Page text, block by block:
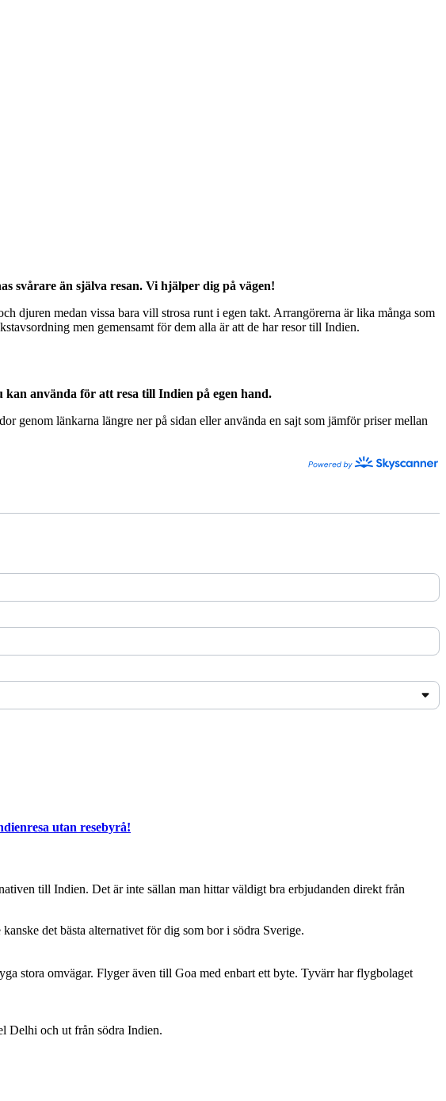
svårare än själva resan. Vi hjälper dig på vägen!
djuren medan vissa bara vill strosa runt i egen takt. Arrangörerna är lika många som
men gemensamt för dem alla är att de har resor till Indien.
använda för att resa till Indien på egen hand.
genom länkarna längre ner på sidan eller använda en sajt som jämför priser mellan
utan resebyrå!
till Indien. Det är inte sällan man hittar väldigt bra erbjudanden direkt från
det bästa alternativet för dig som bor i södra Sverige.
stora omvägar. Flyger även till Goa med enbart ett byte. Tyvärr har flygbolaget
Delhi och ut från södra Indien.